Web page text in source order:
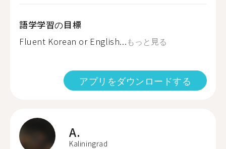
語学学習の目標
Fluent Korean or English...もっと見る
アプリをダウンロードする
A.
Kaliningrad